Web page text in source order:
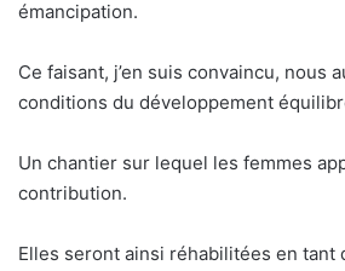
émancipation.
Ce faisant, j’en suis convaincu, nous
conditions du développement
Un chantier sur lequel les femmes
contribution.
Elles seront ainsi réhabilitées en tant